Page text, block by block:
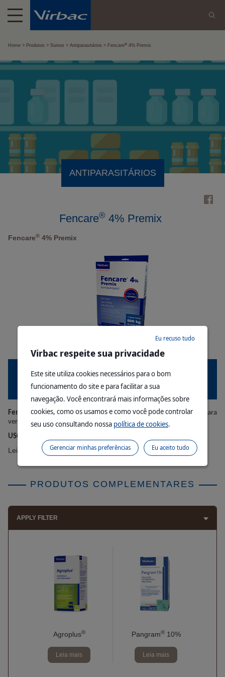
Home Produtos Suinos Antiparasitários Fencare® 4% Premix
ANTIPARASITÁRIOS
Fencare® 4% Premix
Fencare® 4% Premix
Suínos
Fencare®é um antiparasitário a base de Fembendazol indicado para
verminoses em suínos.
USO VETERINÁRIO.
Leia mais
PRODUTOS COMPLEMENTARES
APPLY FILTER
Agroplus®
Leia mais
Pangram®10%
Leia mais
Virbac respeite sua privacidade
Este site utiliza cookies necessários para o bom
funcionamento do site e para facilitar a sua
navegação. Você encontrará mais informações sobre
cookies, como os usamos e como você pode controlar
seu uso consultando nossa política de cookies.
Eu recuso tudo
Eu aceito tudo
Gerenciar minhas preferências